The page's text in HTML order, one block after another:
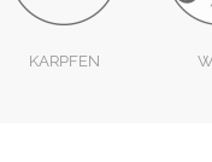
KARPFEN